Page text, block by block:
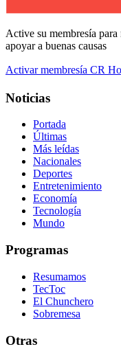
Active su membresía
apoyar a buenas causas
Activar membresía CR
Noticias
Portada
Últimas
Más leídas
Nacionales
Deportes
Entretenimiento
Economía
Tecnología
Mundo
Programas
Resumamos
TecToc
El Chunchero
Sobremesa
Otras